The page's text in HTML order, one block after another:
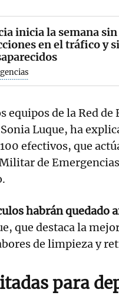
inicia la semana sin
en el tráfico y
equipos de la Red de
Luque, ha
efectivos, que
de
habrán quedado
que destaca la
de limpieza y
para